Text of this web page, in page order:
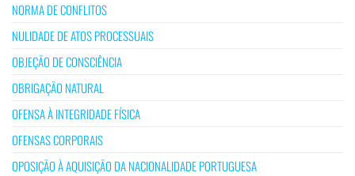
NORMA DE CONFLITOS
NULIDADE DE ATOS PROCESSUAIS
OBJEÇÃO DE CONSCIÊNCIA
OBRIGAÇÃO NATURAL
OFENSA À INTEGRIDADE FÍSICA
OFENSAS CORPORAIS
OPOSIÇÃO À AQUISIÇÃO DA NACIONALIDADE PORTUGUESA